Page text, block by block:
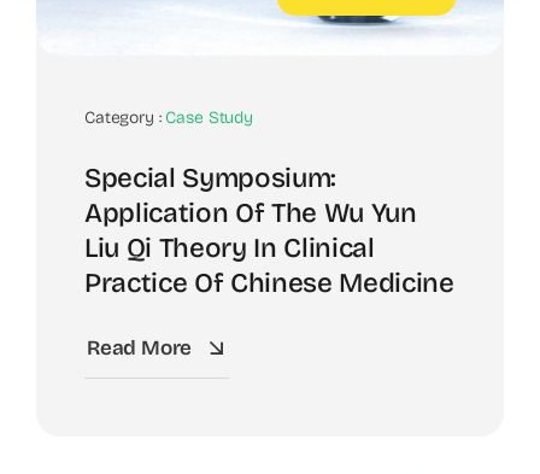
Category : Case Study
Special Symposium:
Application Of The Wu Yun
Liu Qi Theory In Clinical
Practice Of Chinese Medicine
Read More